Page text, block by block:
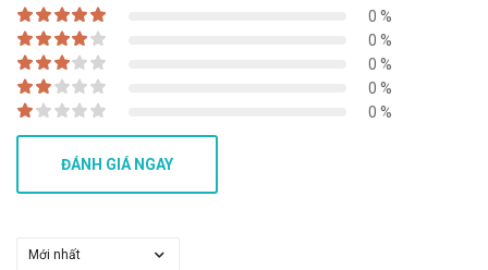
0 %
0 %
0 %
0 %
0 %
ĐÁNH GIÁ NGAY